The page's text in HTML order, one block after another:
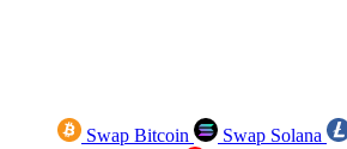
Swap Bitcoin Swap Solana